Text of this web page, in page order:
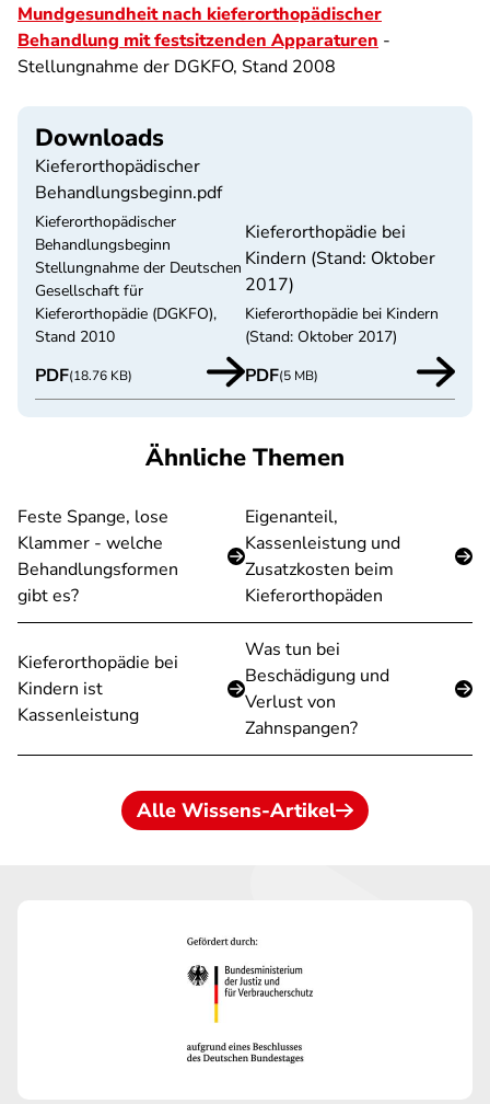
Mundgesundheit nach kieferorthopädischer
Behandlung mit festsitzenden Apparaturen -
Stellungnahme der DGKFO, Stand 2008
Downloads
Kieferorthopädischer
Behandlungsbeginn.pdf
Kieferorthopädischer
Behandlungsbeginn
Stellungnahme der Deutschen
Gesellschaft für
Kieferorthopädie (DGKFO),
Stand 2010
PDF(18.76 KB)
Kieferorthopädie bei
Kindern (Stand: Oktober
2017)
Kieferorthopädie bei Kindern
(Stand: Oktober 2017)
PDF(5 MB)
Ähnliche Themen
Feste Spange, lose
Klammer - welche
Behandlungsformen
gibt es?
Eigenanteil,
Kassenleistung und
Zusatzkosten beim
Kieferorthopäden
Kieferorthopädie bei
Kindern ist
Kassenleistung
Was tun bei
Beschädigung und
Verlust von
Zahnspangen?
Alle Wissens-Artikel